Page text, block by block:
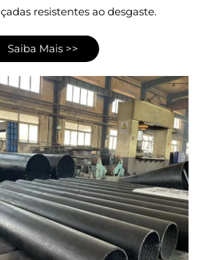
resistentes ao desgaste.
Saiba Mais >>